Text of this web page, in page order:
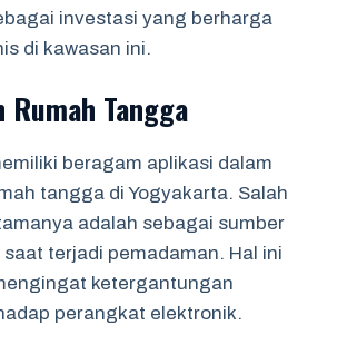
investasi yang berharga
di kawasan ini.
Rumah Tangga
beragam aplikasi dalam
tangga di Yogyakarta. Salah
adalah sebagai sumber
terjadi pemadaman. Hal ini
ketergantungan
perangkat elektronik.